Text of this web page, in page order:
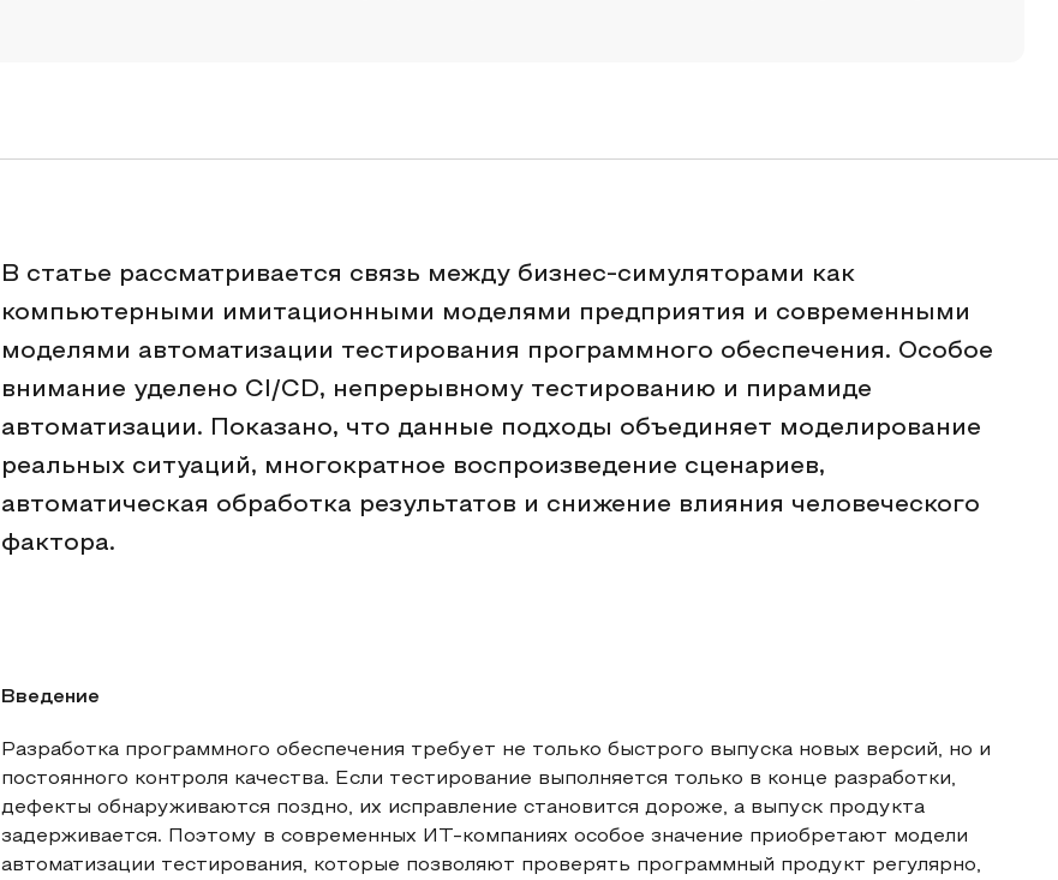
В статье рассматривается связь между бизнес-симуляторами как
компьютерными имитационными моделями предприятия и современными
моделями автоматизации тестирования программного обеспечения. Особое
внимание уделено CI/CD, непрерывному тестированию и пирамиде
автоматизации. Показано, что данные подходы объединяет моделирование
реальных ситуаций, многократное воспроизведение сценариев,
автоматическая обработка результатов и снижение влияния человеческого
фактора.
Введение
Разработка программного обеспечения требует не только быстрого выпуска новых версий, но и
постоянного контроля качества. Если тестирование выполняется только в конце разработки,
дефекты обнаруживаются поздно, их исправление становится дороже, а выпуск продукта
задерживается. Поэтому в современных ИТ-компаниях особое значение приобретают модели
автоматизации тестирования, которые позволяют проверять программный продукт регулярно,